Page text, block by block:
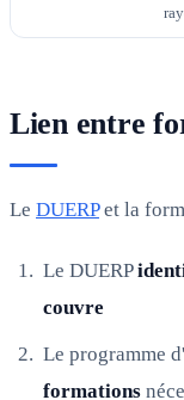
Lien entre
Le DUERPet la
Le DUERP
couvre
Le programme
formations